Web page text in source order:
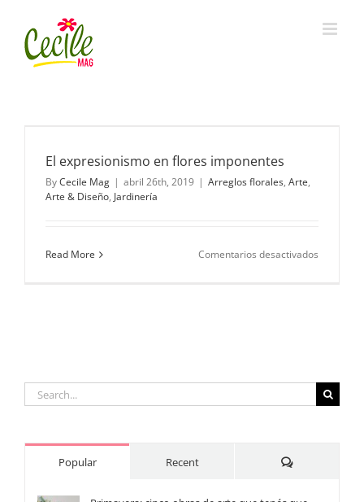
content
El expresionismo en flores imponentes
ByCecile Mag | abril 26th, 2019 | Arreglos florales, Arte,
Arte & Diseño, Jardinería
Read More Comentarios desactivados
Search
for:
Popular Recent Comments